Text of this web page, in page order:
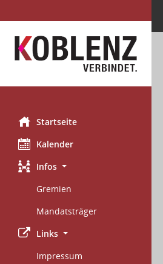
Startseite
Kalender
Infos
Gremien
Mandatsträger
Links
Impressum